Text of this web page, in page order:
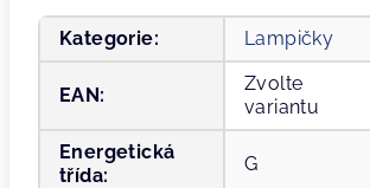
Kategorie: Lampičky
EAN:
Zvolte
variantu
Energetická
třída:
G